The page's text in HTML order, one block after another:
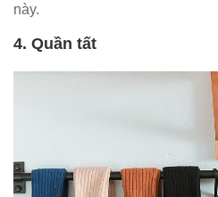
này.
4. Quần tất